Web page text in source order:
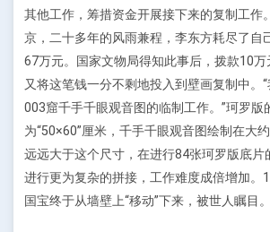
其他工作，筹措资金开展接下来的复制工作
京，二十多年的风雨兼程，李东方耗尽了自
67万元。国家文物局得知此事后，拨款10
又将这笔钱一分不剩地投入到壁画复制中。
003窟千手千眼观音图的临制工作。”珂罗版
为“50×60”厘米，千手千眼观音图绘制在大
远远大于这个尺寸，在进行84张珂罗版底片
进行更为复杂的拼接，工作难度成倍增加。
国宝终于从墙壁上“移动”下来，被世人瞩目。